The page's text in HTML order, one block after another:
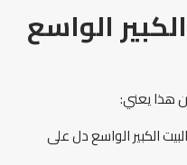
الواسع
هذا يعني:
الكبير الواسع دل على